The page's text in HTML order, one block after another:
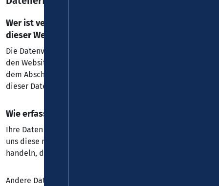
Wer ist verantwortlich für die Datenerfassung auf
dieser Website?
Die Datenverarbeitung auf dieser Website erfolgt durch
den Websitebetreiber. Dessen Kontaktdaten können Sie
dem Abschnitt „Hinweis zur Verantwortlichen Stelle“ in
dieser Datenschutzerklärung entnehmen.
Wie erfassen wir Ihre Daten?
Ihre Daten werden zum einen dadurch erhoben, dass Sie
uns diese mitteilen. Hierbei kann es sich z. B. um Daten
handeln, die Sie in ein Kontaktformular eingeben.
Andere Daten werden automatisch oder nach Ihrer